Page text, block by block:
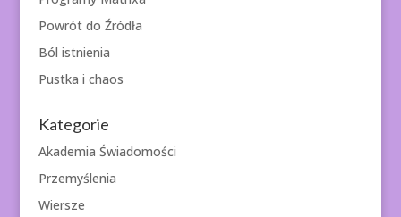
Powrót do Źródła
Ból istnienia
Pustka i chaos
Kategorie
Akademia Świadomości
Przemyślenia
Wiersze